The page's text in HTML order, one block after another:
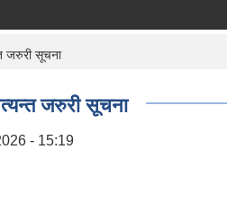
जरुरी सूचना
जरुरी सूचना
- 15:19